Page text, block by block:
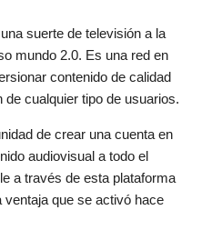
suerte de televisión a la
mundo 2.0. Es una red en
contenido de calidad
de cualquier tipo de usuarios.
de crear una cuenta en
audiovisual a todo el
a través de esta plataforma
que se activó hace